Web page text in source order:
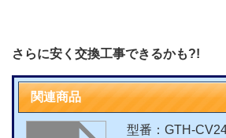
さらに安く交換工事できるかも?!
関連商品
型番：GTH-